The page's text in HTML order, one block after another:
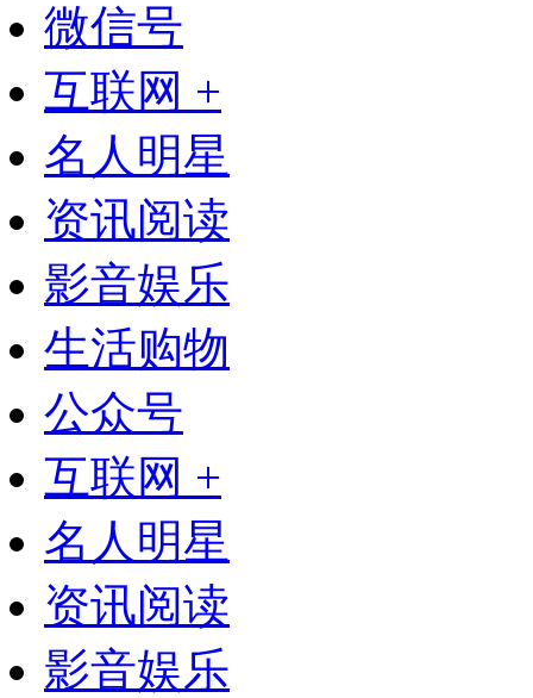
微信号
互联网 +
名人明星
资讯阅读
影音娱乐
生活购物
公众号
互联网 +
名人明星
资讯阅读
影音娱乐